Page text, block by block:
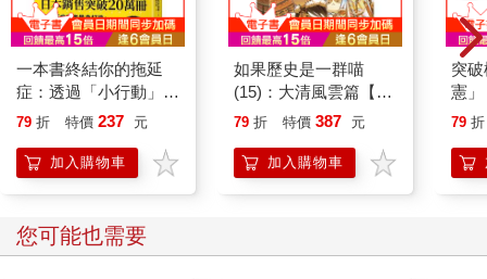
一本書終結你的拖延
症：透過「小行動」打
開大腦的行動開關，懶
的37個科學方法
79 折 特價 237 元
加入購物車
如果歷史是一群喵
(15)：大清風雲篇【萌
貓漫畫學歷史】
79 折 特價 387 元
加入購物車
突
憲
台
「
79 折
您可能也需要